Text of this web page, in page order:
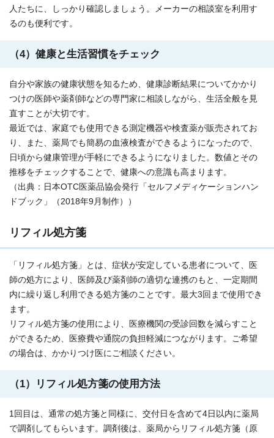
人たちに、しっかり確認しましょう。メーカーの相談室を利用す
るのも便利です。
（4）健康と生活習慣をチェック
自分や家族の健康状態を知るため、健康診断結果についてかかり
つけの医師や薬剤師などの専門家に相談しながら、生活全般を見
直すことが大切です。
最近では、家庭でも使用できる測定機器や検査薬が販売されてお
り、また、薬局でも簡易の血液検査ができるようになったので、
日頃から健康管理が手軽にできるようになりました。数値とその
推移をチェックすることで、健康への意識も高まります。
（出典：日本OTC医薬品協会発行「セルフメディケーションハン
ドブック」（2018年9月制作））
リフィル処方箋
「リフィル処方箋」とは、症状が安定している患者について、医
師の処方により、医師及び薬剤師の適切な連携のもと、一定期間
内に繰り返し利用できる処方箋のことです。最大3回まで使用でき
ます。
リフィル処方箋の使用により、医療機関の受診回数を減らすこと
ができるため、医療費や通院の負担軽減につながります。ご希望
の場合は、かかりつけ医にご相談ください。
（1）リフィル処方箋の使用方法
1回目は、通常の処方箋と同様に、交付日を含めて4日以内に薬局
で調剤してもらいます。調剤後は、薬局からリフィル処方箋（原